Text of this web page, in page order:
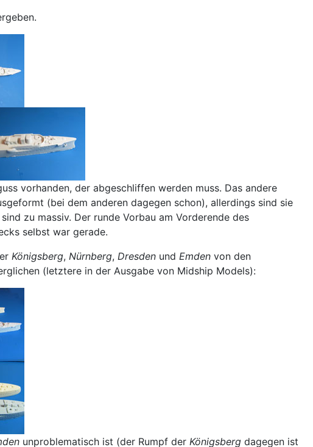
vorhanden, der abgeschliffen werden muss. Das andere
(bei dem anderen dagegen schon), allerdings sind sie
zu massiv. Der runde Vorbau am Vorderende des
selbst war gerade.
Königsberg, Nürnberg, Dresden und Emden von den
(letztere in der Ausgabe von Midship Models):
unproblematisch ist (der Rumpf der Königsberg dagegen ist